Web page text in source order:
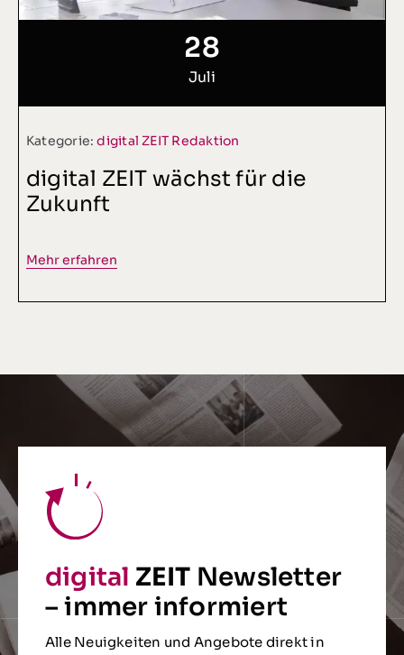
28
Juli
Kategorie:digital ZEIT Redaktion
digital ZEIT wächst für die
Zukunft
Mehr erfahren
digital ZEIT Newsletter
– immer informiert
Alle Neuigkeiten und Angebote direkt in